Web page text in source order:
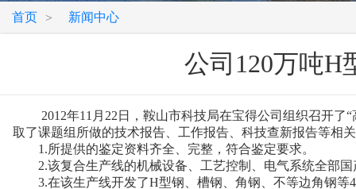
首页 > 新闻中心
公司120万吨H
2012年11月22日，鞍山市科技局在宝得公司组织召开了“
取了课题组所做的技术报告、工作报告、科技查新报告等相
1.所提供的鉴定资料齐全、完整，符合鉴定要求。
2.该复合生产线的机械设备、工艺控制、电气系统全部国
3.在该生产线开发了H型钢、槽钢、角钢、不等边角钢等